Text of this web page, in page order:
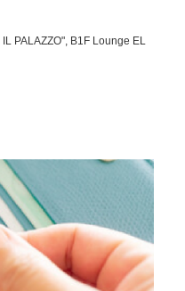
PALAZZO", B1F Lounge EL